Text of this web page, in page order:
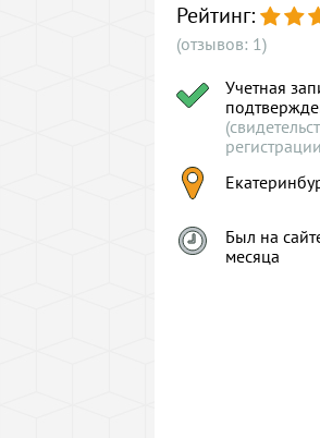
Рейтинг:
(отзывов: 1)
Учетная
Был на
месяца